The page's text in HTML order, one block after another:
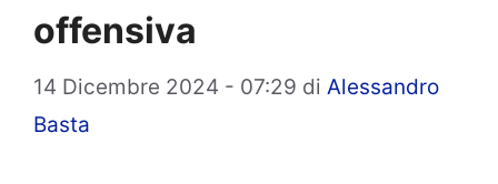
offensiva
14 Dicembre 2024 - 07:29 di Alessandro
Basta